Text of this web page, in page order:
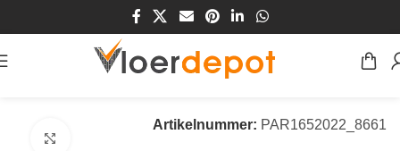
/Vloeren/Laminaat Vloeren
Artikelnummer: PAR1652022_8661